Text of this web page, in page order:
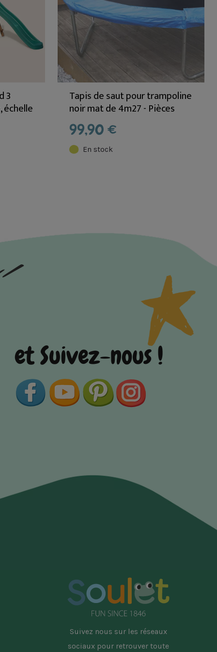
3
échelle
Tapis de saut pour trampoline
noir mat de 4m27 - Pièces
détachées
99,90 €
En stock
et Suivez-nous !
Facebook YouTube Pinterest
Suivez nous sur les réseaux
sociaux pour retrouver toute